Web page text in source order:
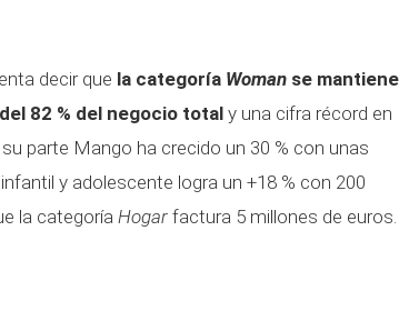
decir que la categoría Woman se mantiene
82 % del negocio total y una cifra récord en
parte Mango ha crecido un 30 % con unas
y adolescente logra un +18 % con 200
la categoríaHogar factura 5 millones de euros.